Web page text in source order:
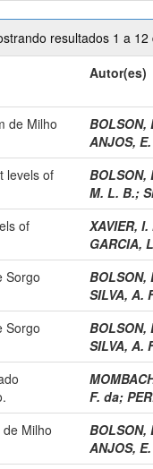
resultados 1 a 12
Autor(es)
de Milho
BOLSON,
ANJOS,
levels of
BOLSON,
M. L. B.;
of
XAVIER, I.
GARCIA,
Sorgo
BOLSON,
SILVA, A.
Sorgo
BOLSON,
SILVA, A.
F. da;
Milho
BOLSON,
ANJOS,